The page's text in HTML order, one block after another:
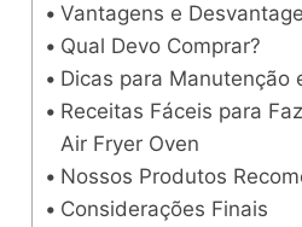
Vantagens e
Qual Devo Comprar?
Dicas para Manutenção
Receitas Fáceis para
Air Fryer Oven
Nossos Produtos
Considerações Finais